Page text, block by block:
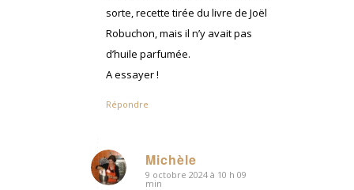
sorte, recette tirée du livre de Joël
Robuchon, mais il n’y avait pas
d’huile parfumée.
A essayer !
Répondre
Michèle
dit
9 octobre 2024 à 10 h 09
min